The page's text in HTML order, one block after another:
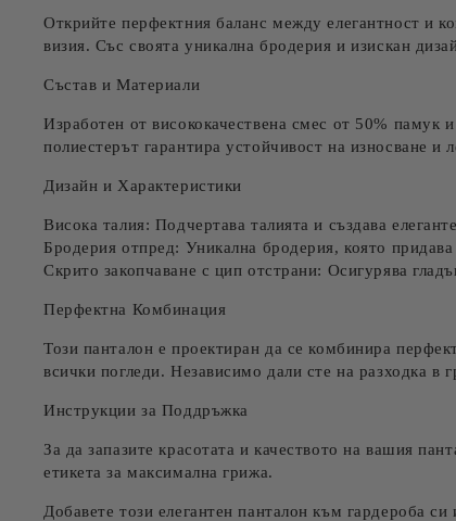
Открийте перфектния баланс между елегантност и
визия. Със своята уникална бродерия и изискан
Състав и Материали
Изработен от висококачествена смес от 50% памук и
полиестерът гарантира устойчивост на износване
Дизайн и Характеристики
Висока талия: Подчертава талията и създава
Бродерия отпред: Уникална бродерия, която
Скрито закопчаване с цип отстрани: Осигурява
Перфектна Комбинация
Този панталон е проектиран да се комбинира
всички погледи. Независимо дали сте на разходка
Инструкции за Поддръжка
За да запазите красотата и качеството на вашия
етикета за максимална грижа.
Добавете този елегантен панталон към гардероба